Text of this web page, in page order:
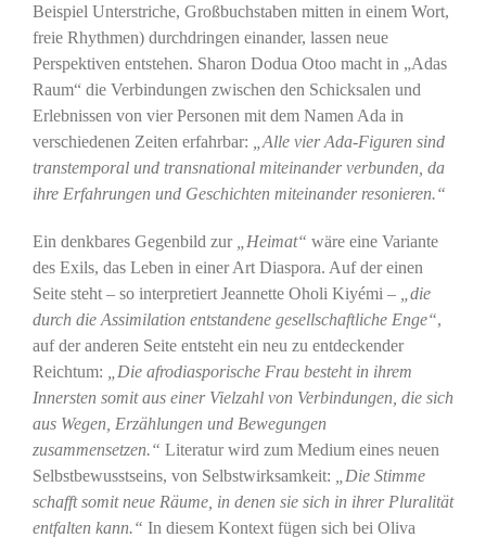
Beispiel Unterstriche, Großbuchstaben mitten in einem Wort,
freie Rhythmen) durchdringen einander, lassen neue
Perspektiven entstehen. Sharon Dodua Otoo macht in „Adas
Raum“ die Verbindungen zwischen den Schicksalen und
Erlebnissen von vier Personen mit dem Namen Ada in
verschiedenen Zeiten erfahrbar:
„Alle vier Ada-Figuren sind
transtemporal und transnational miteinander verbunden, da
ihre Erfahrungen und Geschichten miteinander resonieren.“
Ein denkbares Gegenbild zur „Heimat“ wäre eine Variante
des Exils, das Leben in einer Art Diaspora. Auf der einen
Seite steht – so interpretiert Jeannette Oholi Kiyémi –
„die
durch die Assimilation entstandene gesellschaftliche Enge“,
auf der anderen Seite entsteht ein neu zu entdeckender
Reichtum:
„Die afrodiasporische Frau besteht in ihrem
Innersten somit aus einer Vielzahl von Verbindungen, die sich
aus Wegen, Erzählungen und Bewegungen
zusammensetzen.“ Literatur wird zum Medium eines neuen
Selbstbewusstseins, von Selbstwirksamkeit:
„Die Stimme
schafft somit neue Räume, in denen sie sich in ihrer Pluralität
entfalten kann.“ In diesem Kontext fügen sich bei Oliva